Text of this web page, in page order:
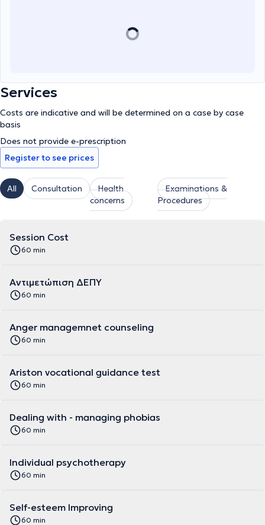
Services
Costs are indicative and will be determined on a case by case
basis
Does not provide e-prescription
Register to see prices
All Consultation
Health
concerns
Examinations &
Procedures
Session Cost
60 min
Αντιμετώπιση ΔΕΠΥ
60 min
Anger managemnet counseling
60 min
Ariston vocational guidance test
60 min
Dealing with - managing phobias
60 min
Individual psychotherapy
60 min
Self-esteem Improving
60 min